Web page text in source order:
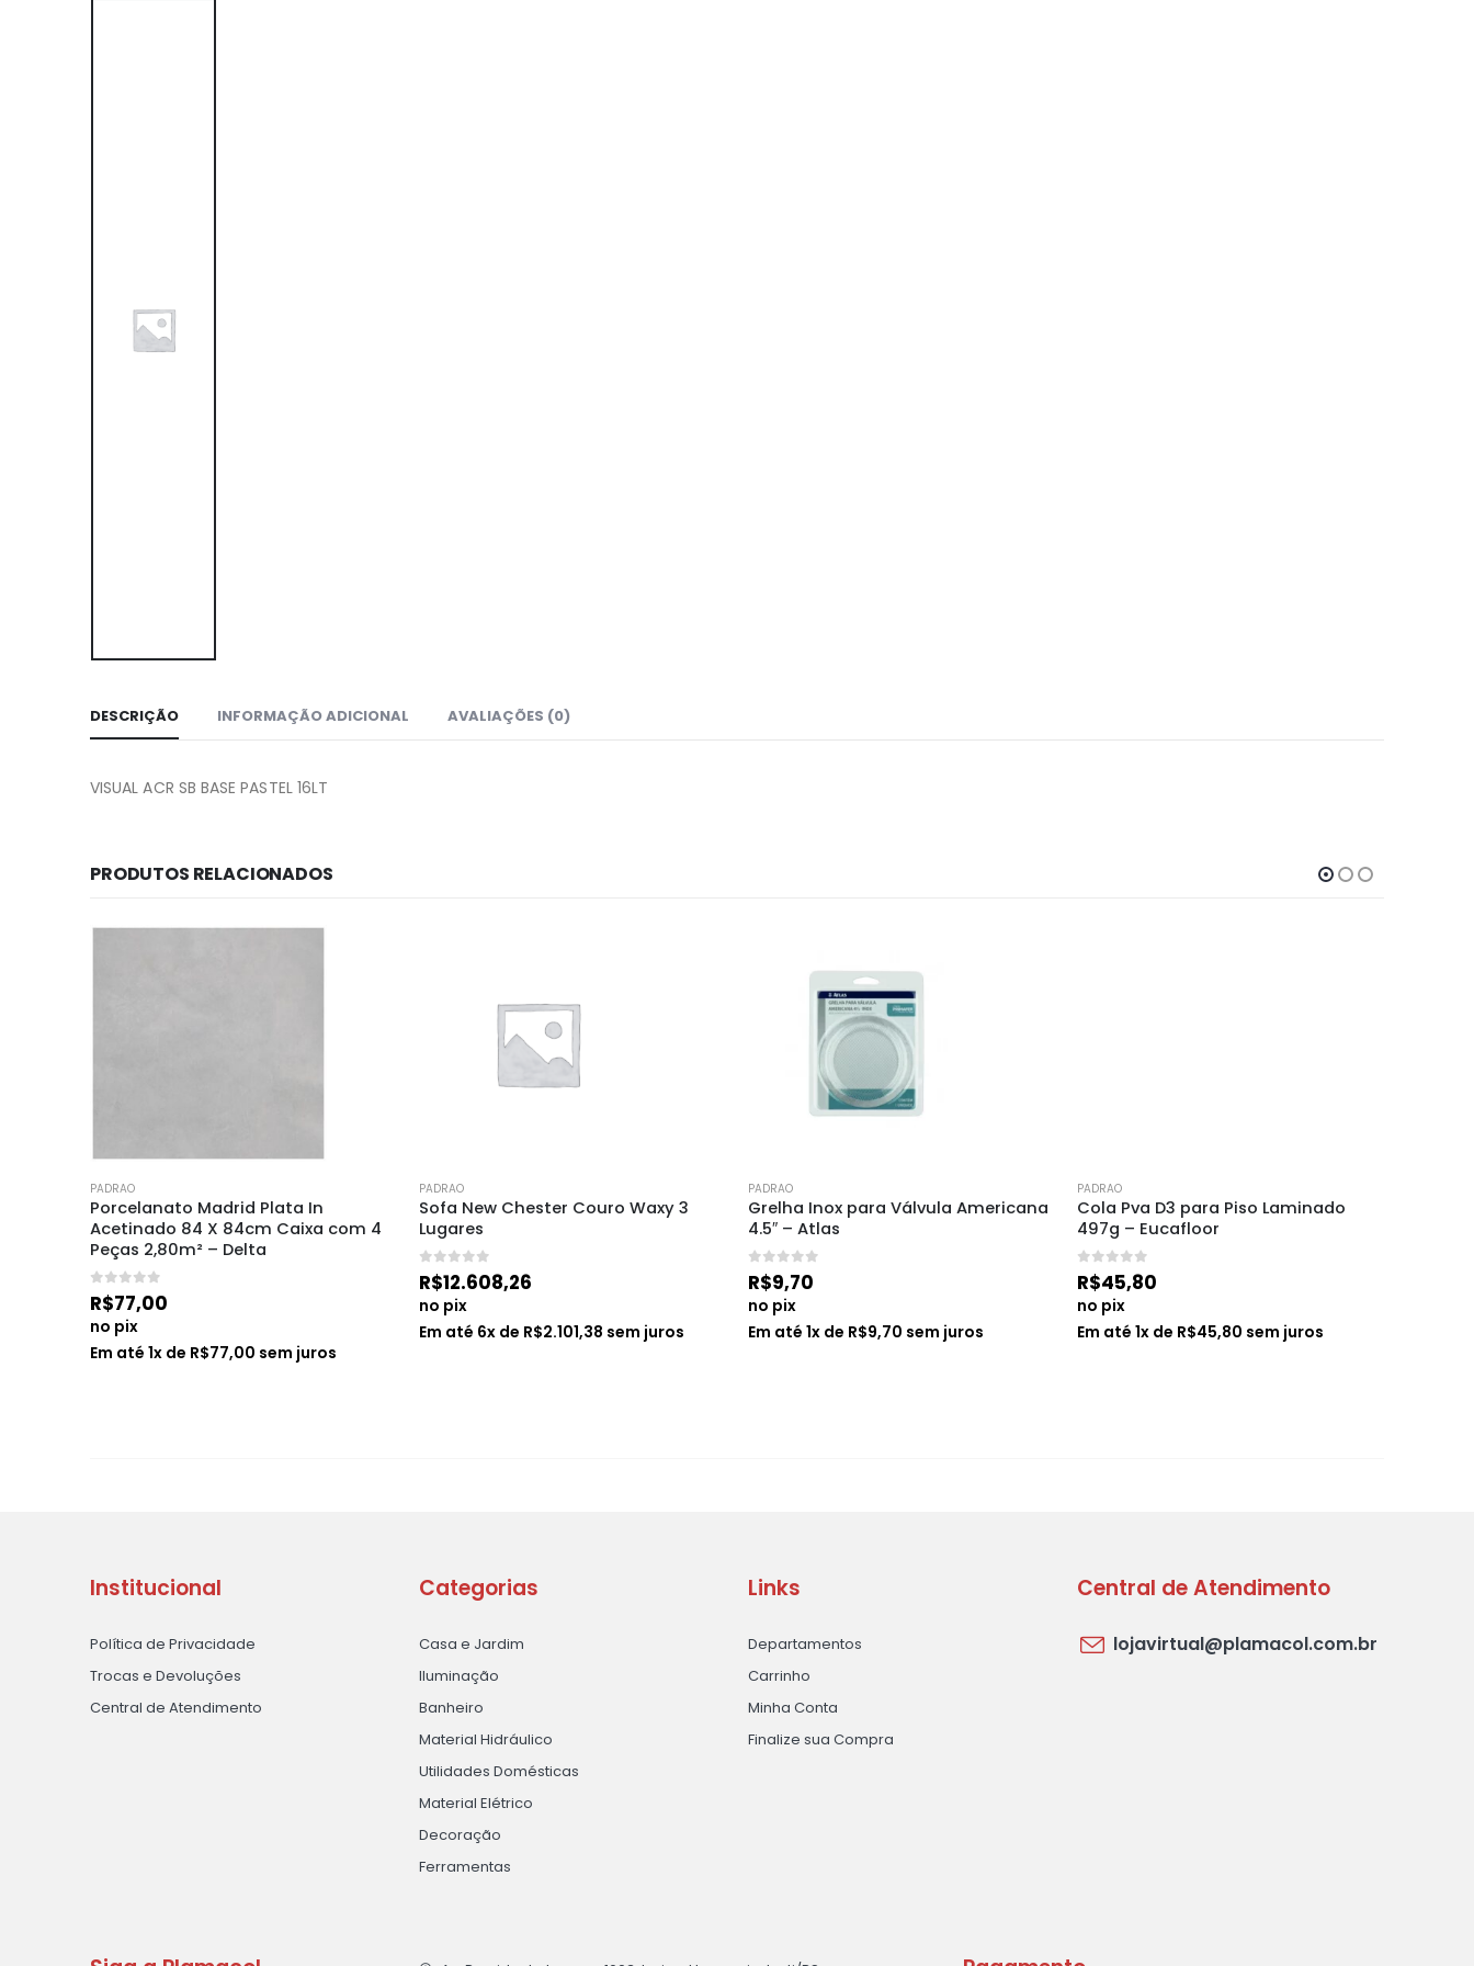
DESCRIÇÃO INFORMAÇÃO ADICIONAL AVALIAÇÕES (0)
VISUAL ACR SB BASE PASTEL 16LT
PRODUTOS RELACIONADOS
PADRAO
Porcelanato Madrid Plata In
Acetinado 84 X 84cm Caixa com 4
Peças 2,80m² – Delta
de 5
R$77,00
no pix
Em até 1x de R$77,00 sem juros
PADRAO
Sofa New Chester Couro Waxy 3
Lugares
de 5
R$12.608,26
no pix
Em até 6x de R$2.101,38 sem juros
PADRAO
Grelha Inox para Válvula Americana
4.5″ – Atlas
de 5
R$9,70
no pix
Em até 1x de R$9,70 sem juros
PADRAO
Cola Pva D3 para Piso Laminado
497g – Eucafloor
de 5
R$45,80
no pix
Em até 1x de R$45,80 sem juros
Institucional
Política de Privacidade
Trocas e Devoluções
Central de Atendimento
Categorias
Casa e Jardim
Iluminação
Banheiro
Material Hidráulico
Utilidades Domésticas
Material Elétrico
Decoração
Ferramentas
Links
Departamentos
Carrinho
Minha Conta
Finalize sua Compra
Central de Atendimento
lojavirtual@plamacol.com.br